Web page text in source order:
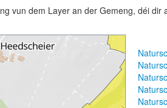
vun dem Layer an der Gemeng, déi